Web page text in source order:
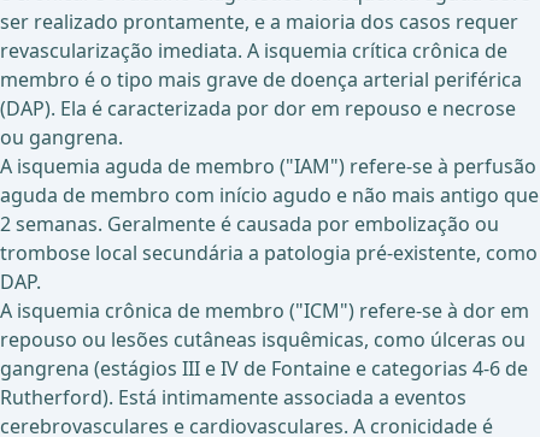
ser realizado prontamente, e a maioria dos casos requer
revascularização imediata. A isquemia crítica crônica de
membro é o tipo mais grave de doença arterial periférica
(DAP). Ela é caracterizada por dor em repouso e necrose
ou gangrena.
A isquemia aguda de membro ("IAM") refere-se à perfusão
aguda de membro com início agudo e não mais antigo que
2 semanas. Geralmente é causada por embolização ou
trombose local secundária a patologia pré-existente, como
DAP.
A isquemia crônica de membro ("ICM") refere-se à dor em
repouso ou lesões cutâneas isquêmicas, como úlceras ou
gangrena (estágios III e IV de Fontaine e categorias 4-6 de
Rutherford). Está intimamente associada a eventos
cerebrovasculares e cardiovasculares. A cronicidade é